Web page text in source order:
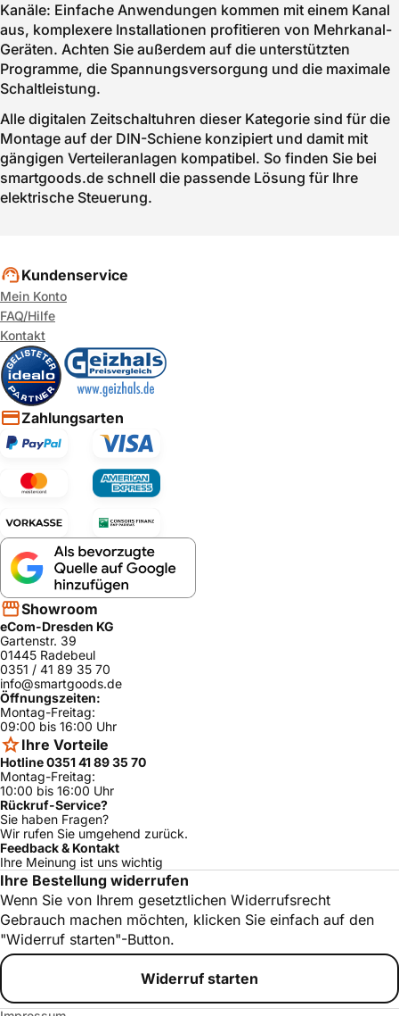
Kanäle: Einfache Anwendungen kommen mit einem Kanal
aus, komplexere Installationen profitieren von Mehrkanal-
Geräten. Achten Sie außerdem auf die unterstützten
Programme, die Spannungsversorgung und die maximale
Schaltleistung.
Alle digitalen Zeitschaltuhren dieser Kategorie sind für die
Montage auf der DIN-Schiene konzipiert und damit mit
gängigen Verteileranlagen kompatibel. So finden Sie bei
smartgoods.de schnell die passende Lösung für Ihre
elektrische Steuerung.
Kundenservice
Mein Konto
FAQ/Hilfe
Kontakt
Zahlungsarten
Showroom
eCom-Dresden KG
Gartenstr. 39
01445 Radebeul
0351 / 41 89 35 70
info@smartgoods.de
Öffnungszeiten:
Montag-Freitag:
09:00 bis 16:00 Uhr
Ihre Vorteile
Hotline 0351 41 89 35 70
Montag-Freitag:
10:00 bis 16:00 Uhr
Rückruf-Service?
Sie haben Fragen?
Wir rufen Sie umgehend zurück.
Feedback & Kontakt
Ihre Meinung ist uns wichtig
Ihre Bestellung widerrufen
Wenn Sie von Ihrem gesetztlichen Widerrufsrecht
Gebrauch machen möchten, klicken Sie einfach auf den
"Widerruf starten"-Button.
Widerruf starten